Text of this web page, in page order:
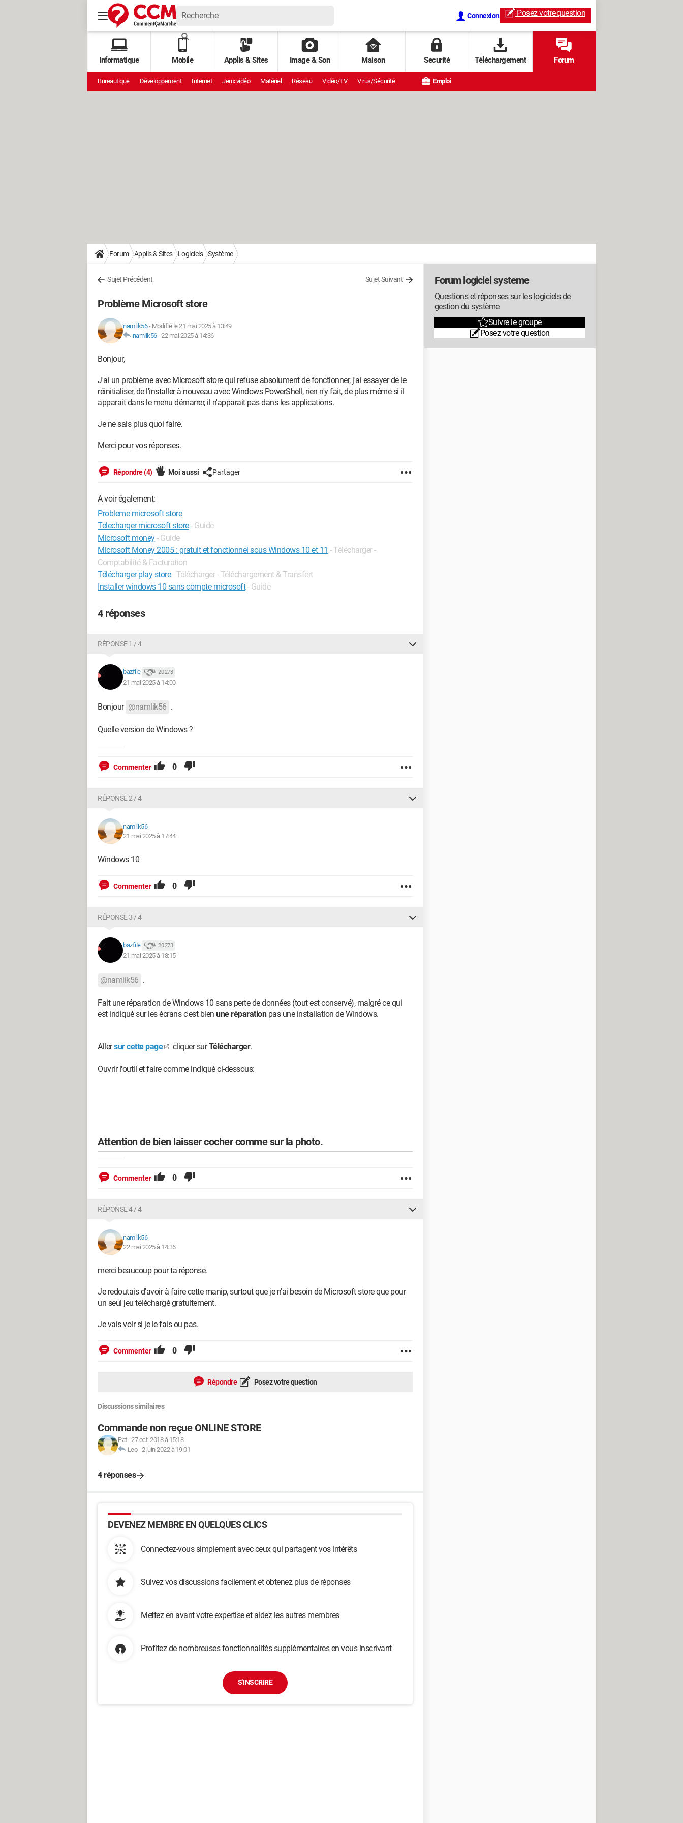
Connexion Posez votrequestion
Informatique Mobile Applis & Sites Image & Son Maison Securité Téléchargement Forum
Bureautique Développement Internet Jeux vidéo Matériel Réseau Vidéo/TV Virus/Sécurité Emploi
Forum Applis & Sites Logiciels Système
Sujet Précédent Sujet Suivant
Problème Microsoft store
namlik56- Modifié le 21 mai 2025 à 13:49
namlik56-22 mai 2025 à 14:36
Bonjour,
J'ai un problème avec Microsoft store qui refuse absolument de fonctionner, j'ai essayer de le
réinitialiser, de l'installer à nouveau avec Windows PowerShell, rien n'y fait, de plus même si il
apparait dans le menu démarrer, il n'apparait pas dans les applications.
Je ne sais plus quoi faire.
Merci pour vos réponses.
Répondre (4) Moi aussi Partager
A voir également:
Probleme microsoft store
Telecharger microsoft store- Guide
Microsoft money- Guide
Microsoft Money 2005 : gratuit et fonctionnel sous Windows 10 et 11 - Télécharger -
Comptabilité & Facturation
Télécharger play store - Télécharger - Téléchargement & Transfert
Installer windows 10 sans compte microsoft - Guide
4 réponses
RÉPONSE 1 / 4
bazfile 20 273
21 mai 2025 à 14:00
Bonjour @namlik56 .
Quelle version de Windows ?
Commenter 0
RÉPONSE 2 / 4
namlik56
21 mai 2025 à 17:44
Windows 10
Commenter 0
RÉPONSE 3 / 4
bazfile 20 273
21 mai 2025 à 18:15
@namlik56 .
Fait une réparation de Windows 10 sans perte de données (tout est conservé), malgré ce qui
est indiqué sur les écrans c'est bien une réparationpas une installation de Windows.
Allersur cette page cliquer surTélécharger.
Ouvrir l'outil et faire comme indiqué ci-dessous:
Attention de bien laisser cocher comme sur la photo.
Commenter 0
RÉPONSE 4 / 4
namlik56
22 mai 2025 à 14:36
merci beaucoup pour ta réponse.
Je redoutais d'avoir à faire cette manip, surtout que je n'ai besoin de Microsoft store que pour
un seul jeu téléchargé gratuitement.
Je vais voir si je le fais ou pas.
Commenter 0
Répondre Posez votre question
Discussions similaires
Commande non reçue ONLINE STORE
Pat-27 oct. 2018 à 15:18
Leo-2 juin 2022 à 19:01
4 réponses
DEVENEZ MEMBRE EN QUELQUES CLICS
Connectez-vous simplement avec ceux qui partagent vos intérêts
Suivez vos discussions facilement et obtenez plus de réponses
Mettez en avant votre expertise et aidez les autres membres
Profitez de nombreuses fonctionnalités supplémentaires en vous inscrivant
S'INSCRIRE
Forum logiciel systeme
Questions et réponses sur les logiciels de
gestion du système
Suivre le groupe
Posez votre question